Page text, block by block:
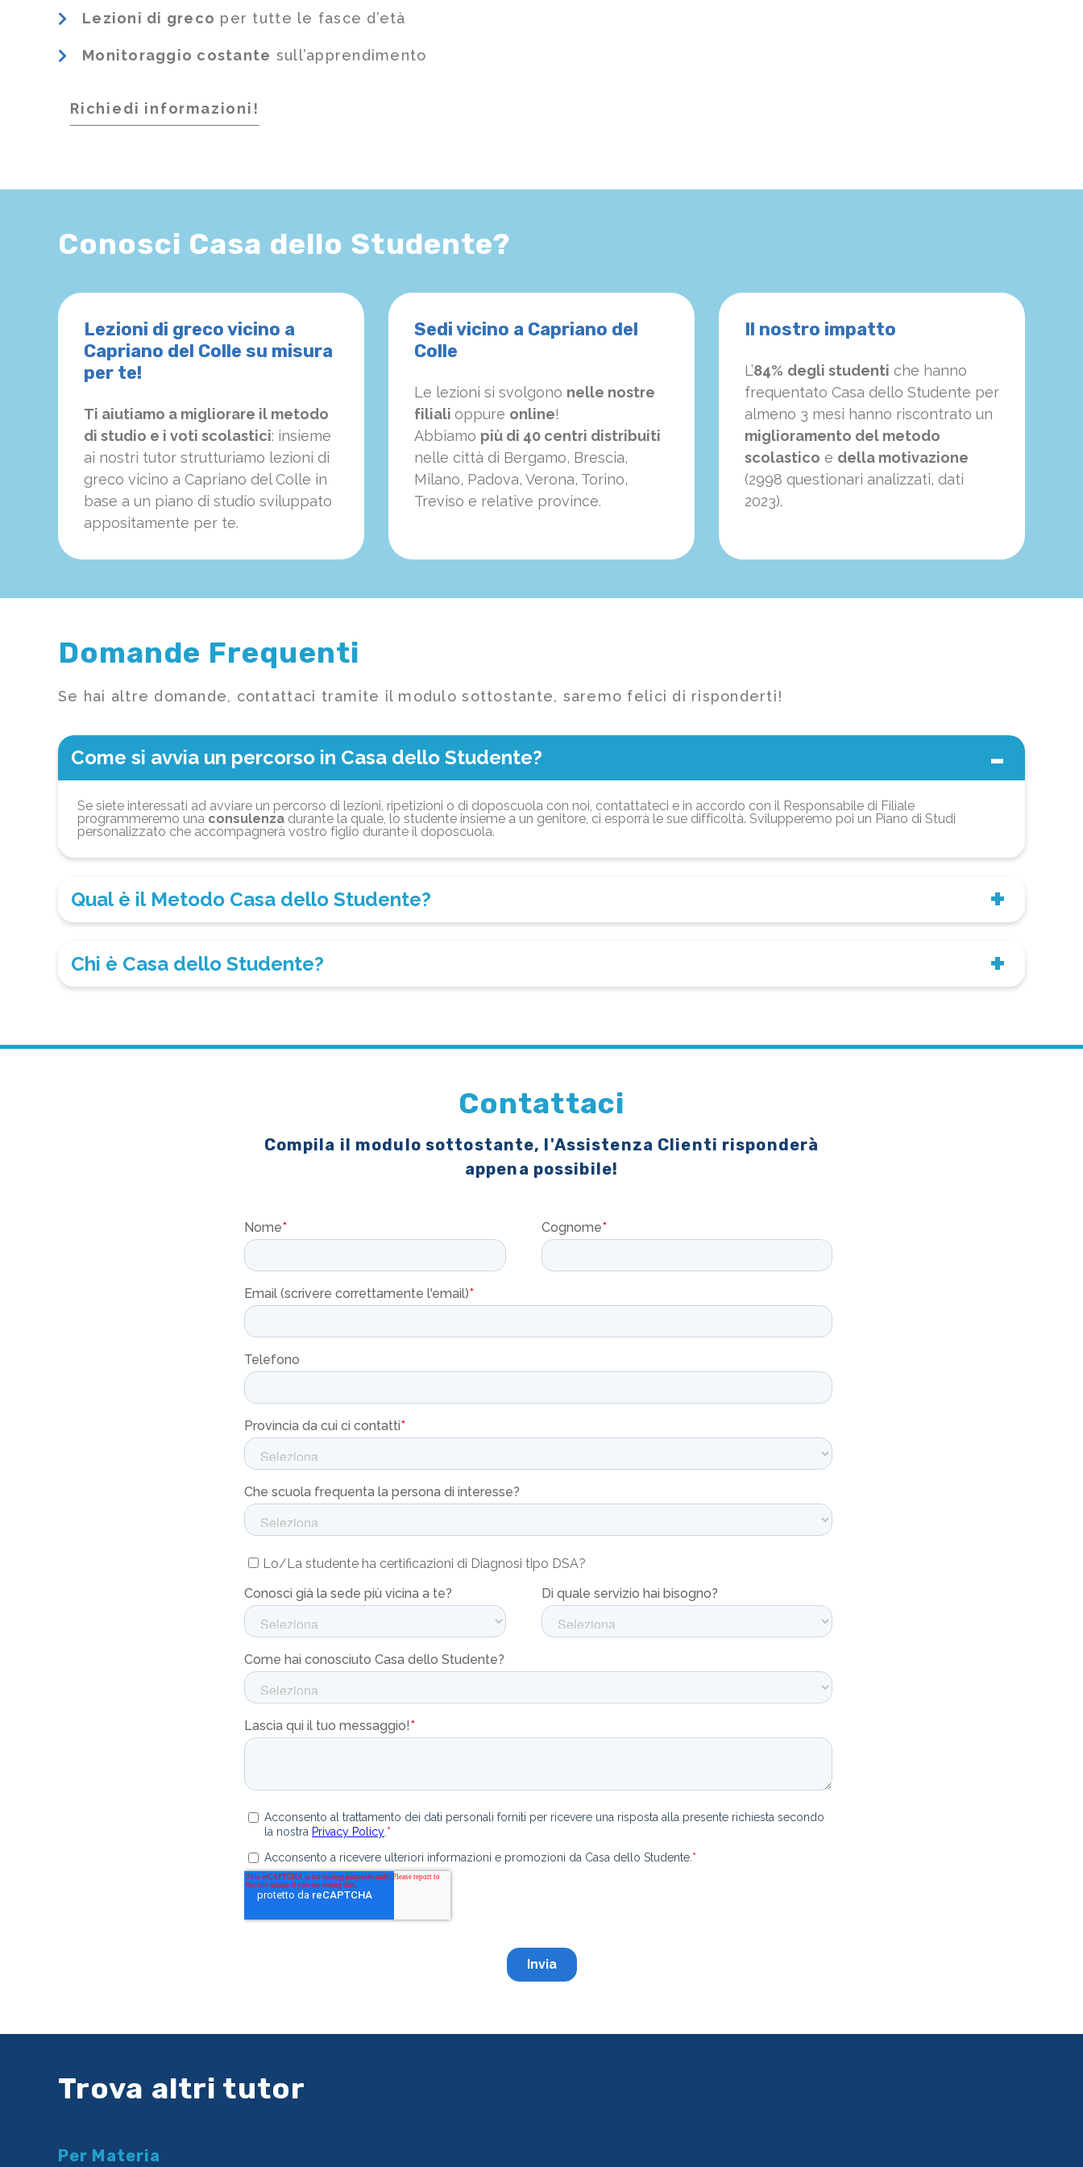
Lezioni di greco per tutte le fasce d’età
Monitoraggio costante sull’apprendimento
Richiedi informazioni!
Conosci Casa dello Studente?
Lezioni di greco vicino a
Capriano del Colle su misura
per te!
Ti aiutiamo a migliorare il metodo
di studio e i voti scolastici: insieme
ai nostri tutor strutturiamo lezioni di
greco vicino a Capriano del Colle in
base a un piano di studio sviluppato
appositamente per te.
Sedi vicino a Capriano del
Colle
Le lezioni si svolgono nelle nostre
filiali oppure online!
Abbiamo più di 40 centri distribuiti
nelle città di Bergamo, Brescia,
Milano, Padova, Verona, Torino,
Treviso e relative province.
Il nostro impatto
L’84% degli studenti che hanno
frequentato Casa dello Studente per
almeno 3 mesi hanno riscontrato un
miglioramento del metodo
scolastico e della motivazione
(2998 questionari analizzati, dati
2023).
Domande Frequenti
Se hai altre domande, contattaci tramite il modulo sottostante, saremo felici di risponderti!
Come si avvia un percorso in Casa dello Studente?
Se siete interessati ad avviare un percorso di lezioni, ripetizioni o di doposcuola con noi, contattateci e in accordo con il Responsabile di Filiale
programmeremo una consulenza durante la quale, lo studente insieme a un genitore, ci esporrà le sue difficoltà. Svilupperemo poi un Piano di Studi
personalizzato che accompagnerà vostro figlio durante il doposcuola.
Qual è il Metodo Casa dello Studente?
Chi è Casa dello Studente?
Contattaci
Compila il modulo sottostante, l'Assistenza Clienti risponderà
appena possibile!
Trova altri tutor
Per Materia